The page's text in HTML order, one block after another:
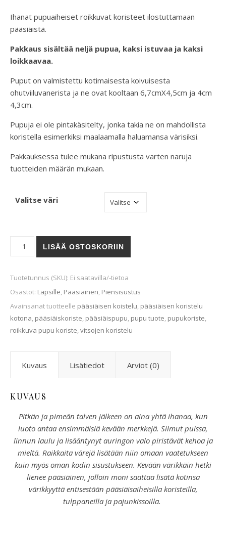
Ihanat pupuaiheiset roikkuvat koristeet ilostuttamaan
pääsiäistä.
Pakkaus sisältää neljä pupua, kaksi istuvaa ja kaksi
loikkaavaa.
Puput on valmistettu kotimaisesta koivuisesta
ohutviiluvanerista ja ne ovat kooltaan 6,7cmX4,5cm ja 4cm
4,3cm.
Pupuja ei ole pintakäsitelty, jonka takia ne on mahdollista
koristella esimerkiksi maalaamalla haluamansa värisiksi.
Pakkauksessa tulee mukana ripustusta varten naruja
tuotteiden määrän mukaan.
Valitse väri
PUPPE-pääsiäiskoristeet (4kpl) määrä
LISÄÄ OSTOSKORIIN
Tuotetunnus (SKU): Ei saatavilla/-tietoa
Osastot: Lapsille, Pääsiäinen, Piensisustus
Avainsanat tuotteelle pääsiäisen koistelu, pääsiäisen koristelu
kotona, pääsiäiskoriste, pääsiäispupu, pupu tuote, pupukoriste,
roikkuva pupu koriste,vitsojen koristelu
Kuvaus Lisätiedot Arviot (0)
KUVAUS
Pitkän ja pimeän talven jälkeen on aina yhtä ihanaa, kun
luoto antaa ensimmäisiä kevään merkkejä. Silmut puissa,
linnun laulu ja lisääntynyt auringon valo piristävät kehoa ja
mieltä. Raikkaita värejä lisätään niin omaan vaatetukseen
kuin myös oman kodin sisustukseen. Kevään värikkäin hetki
lienee pääsiäinen, jolloin moni saattaa lisätä kotinsa
värikkyyttä entisestään pääsiäisaiheisilla koristeilla,
tulppaneilla ja pajunkissoilla.